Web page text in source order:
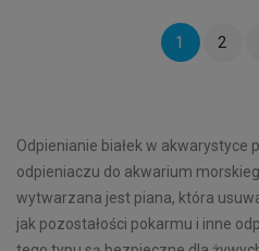
1 2
Odpienianie białek w akwarystyce
odpieniaczu do akwarium
wytwarzana jest piana, która
jak pozostałości pokarmu i inne